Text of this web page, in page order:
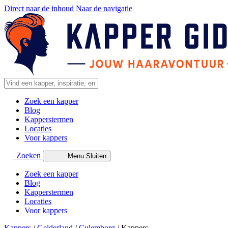
Direct naar de inhoud Naar de navigatie
Zoek een kapper
Blog
Kapperstermen
Locaties
Voor kappers
Zoeken Menu Sluiten
Zoek een kapper
Blog
Kapperstermen
Locaties
Voor kappers